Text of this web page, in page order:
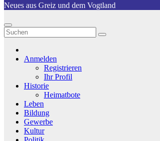
Neues aus Greiz und dem Vogtland
Anmelden
Registrieren
Ihr Profil
Historie
Heimatbote
Leben
Bildung
Gewerbe
Kultur